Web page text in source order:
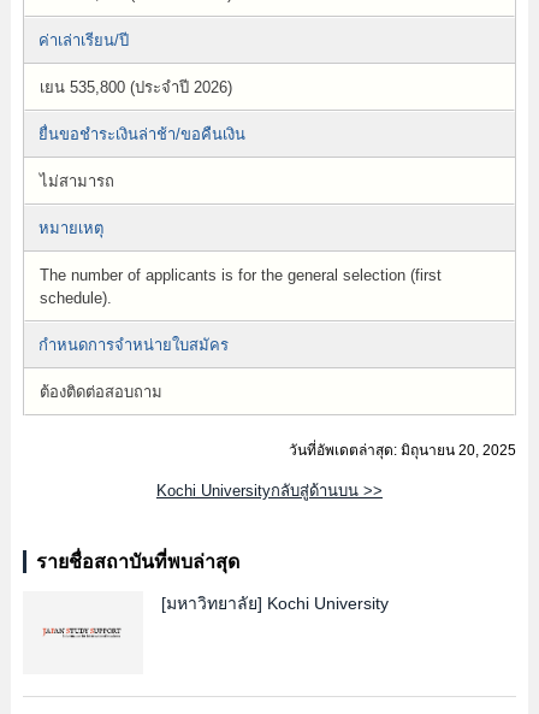
ค่าเล่าเรียน/ปี
เยน 535,800 (ประจำปี 2026)
ยื่นขอชำระเงินล่าช้า/ขอคืนเงิน
ไม่สามารถ
หมายเหตุ
The number of applicants is for the general selection (first
schedule).
กำหนดการจำหน่ายใบสมัคร
ต้องติดต่อสอบถาม
วันที่อัพเดตล่าสุด: มิถุนายน 20, 2025
Kochi Universityกลับสู่ด้านบน >>
รายชื่อสถาบันที่พบล่าสุด
[มหาวิทยาลัย] Kochi University